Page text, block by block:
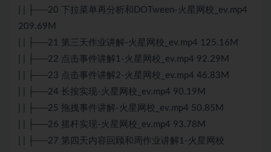
| | ├──20 下拉菜单再分析和DOTween-火星网校_ev.mp4
209.69M
| | ├──21 第三天作业讲解-火星网校_ev.mp4 125.16M
| | ├──22 点击事件讲解1-火星网校_ev.mp4 92.29M
| | ├──23 点击事件讲解2-火星网校_ev.mp4 46.83M
| | ├──24 长按实现-火星网校_ev.mp4 90.19M
| | ├──25 拖拽事件讲解-火星网校_ev.mp4 50.85M
| | ├──26 摇杆实现-火星网校_ev.mp4 93.78M
| | ├──27 第四天内容回顾和周作业讲解1-火星网校